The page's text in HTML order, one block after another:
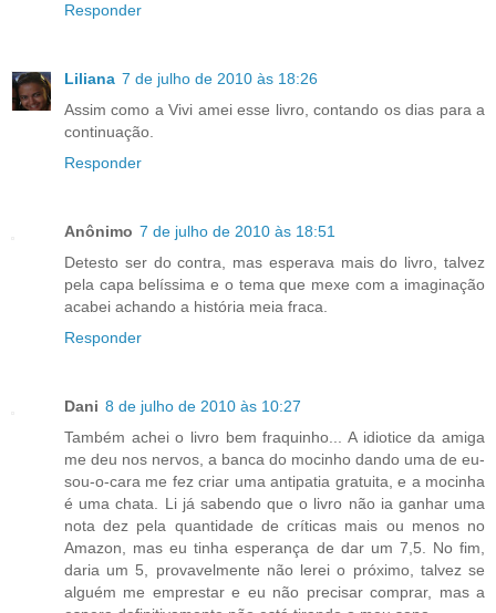
Responder
Liliana 7 de julho de 2010 às 18:26
Assim como a Vivi amei esse livro, contando os dias para a
continuação.
Responder
Anônimo 7 de julho de 2010 às 18:51
Detesto ser do contra, mas esperava mais do livro, talvez
pela capa belíssima e o tema que mexe com a imaginação
acabei achando a história meia fraca.
Responder
Dani 8 de julho de 2010 às 10:27
Também achei o livro bem fraquinho... A idiotice da amiga
me deu nos nervos, a banca do mocinho dando uma de eu-
sou-o-cara me fez criar uma antipatia gratuita, e a mocinha
é uma chata. Li já sabendo que o livro não ia ganhar uma
nota dez pela quantidade de críticas mais ou menos no
Amazon, mas eu tinha esperança de dar um 7,5. No fim,
daria um 5, provavelmente não lerei o próximo, talvez se
alguém me emprestar e eu não precisar comprar, mas a